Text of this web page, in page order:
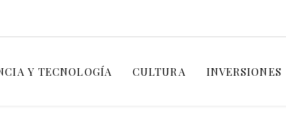
Y TECNOLOGÍA CULTURA INVERSIONES